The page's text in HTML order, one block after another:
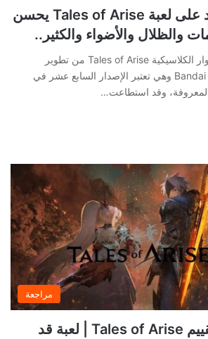
تعديل جديد على لعبة Tales of Arise يحسن
والظلال والأضواء والكثير..
لعبة تقمص الأدوار الكلاسيكية Tales of Arise من تطوير
شركة Bandai Namco وهي تعتبر الإصدار السابع عشر في
مراجعة
مراجعة وتقييم Tales of Arise | لعبة قد